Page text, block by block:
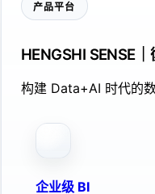
产品平台
HENGSHI SENSE
构建 Data+AI 时代的
企业级 BI